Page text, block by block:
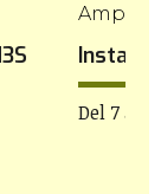
Del 7 al